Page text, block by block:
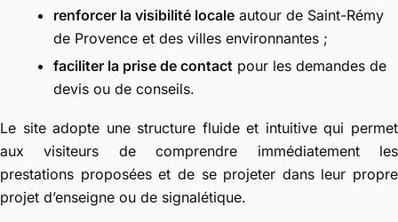
renforcer la visibilité locale autour de Saint-Rémy
de Provence et des villes environnantes ;
faciliter la prise de contact pour les demandes de
devis ou de conseils.
Le site adopte une structure fluide et intuitive qui permet
aux visiteurs de comprendre immédiatement les
prestations proposées et de se projeter dans leur propre
projet d’enseigne ou de signalétique.